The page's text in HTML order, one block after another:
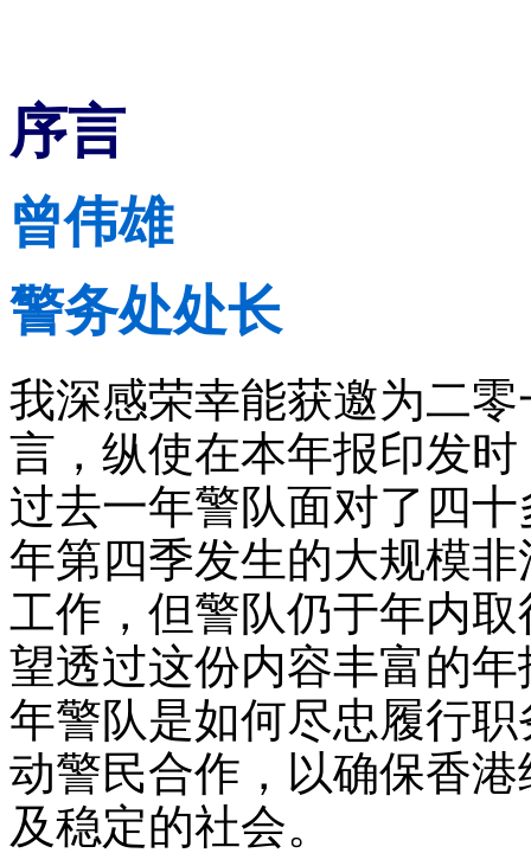
序言
曾伟雄
警务处处长
我深感荣幸能获邀为二
言，纵使在本年报印发
过去一年警队面对了四
年第四季发生的大规模
工作，但警队仍于年内
望透过这份内容丰富的
年警队是如何尽忠履行
动警民合作，以确保香
及稳定的社会。